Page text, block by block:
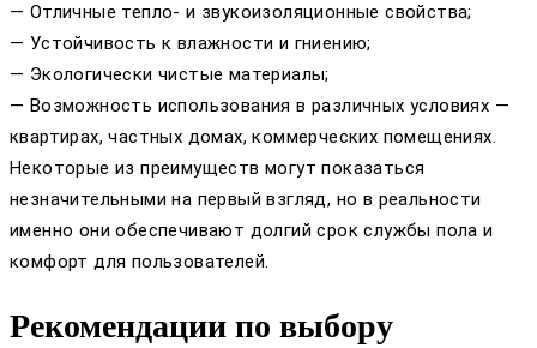
— Отличные тепло- и звукоизоляционные свойства;
— Устойчивость к влажности и гниению;
— Экологически чистые материалы;
— Возможность использования в различных условиях —
квартирах, частных домах, коммерческих помещениях.
Некоторые из преимуществ могут показаться
незначительными на первый взгляд, но в реальности
именно они обеспечивают долгий срок службы пола и
комфорт для пользователей.
Рекомендации по выбору